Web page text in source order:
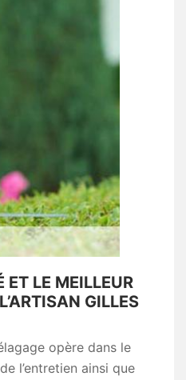
LE MEILLEUR
GILLES
opère dans le
l’entretien ainsi que